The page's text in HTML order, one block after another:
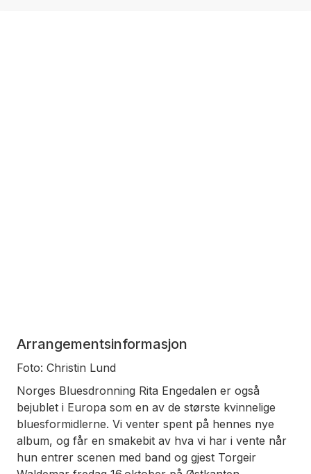
Arrangementsinformasjon
Foto: Christin Lund
Norges Bluesdronning Rita Engedalen er også
bejublet i Europa som en av de største kvinnelige
bluesformidlerne. Vi venter spent på hennes nye
album, og får en smakebit av hva vi har i vente når
hun entrer scenen med band og gjest Torgeir